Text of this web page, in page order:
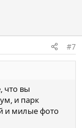
#7
что вы
и парк
и милые фото